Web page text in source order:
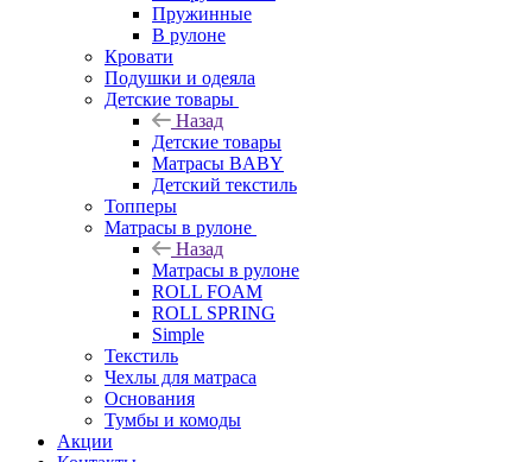
Пружинные
В рулоне
Кровати
Подушки и одеяла
Детские товары
Назад
Детские товары
Матрасы BABY
Детский текстиль
Топперы
Матрасы в рулоне
Назад
Матрасы в рулоне
ROLL FOAM
ROLL SPRING
Simple
Текстиль
Чехлы для матраса
Основания
Тумбы и комоды
Акции